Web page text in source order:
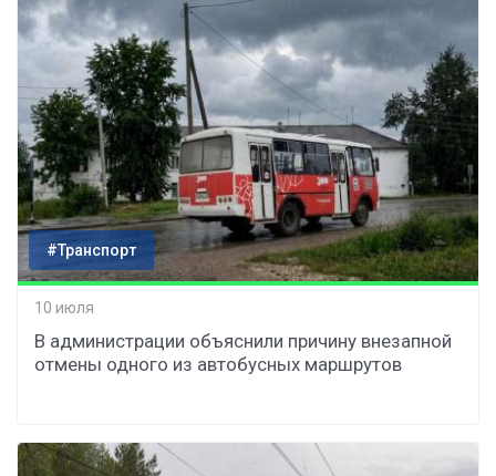
#Транспорт
10 июля
В администрации объяснили причину внезапной
отмены одного из автобусных маршрутов